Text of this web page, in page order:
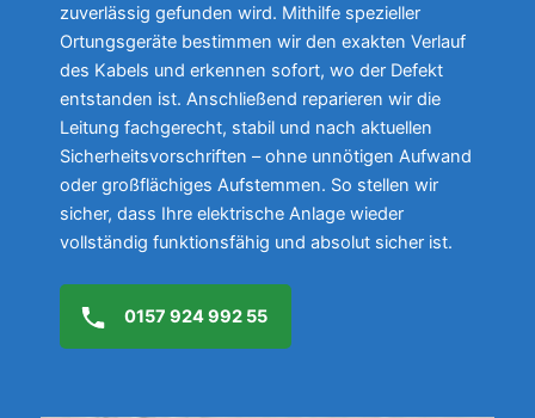
zuverlässig gefunden wird. Mithilfe spezieller
Ortungsgeräte bestimmen wir den exakten Verlauf
des Kabels und erkennen sofort, wo der Defekt
entstanden ist. Anschließend reparieren wir die
Leitung fachgerecht, stabil und nach aktuellen
Sicherheitsvorschriften – ohne unnötigen Aufwand
oder großflächiges Aufstemmen. So stellen wir
sicher, dass Ihre elektrische Anlage wieder
vollständig funktionsfähig und absolut sicher ist.
0157 924 992 55